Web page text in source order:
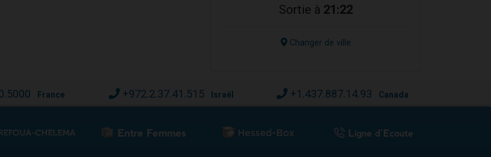
Sortie à 21:22
Changer de ville
France +972.2.37.41.515 Israël +1.437.887.14.93 Canada